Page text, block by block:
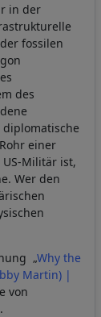
in der
fossilen
des
einer
Militär ist,
Wer den
„Why the
Martin) |
von